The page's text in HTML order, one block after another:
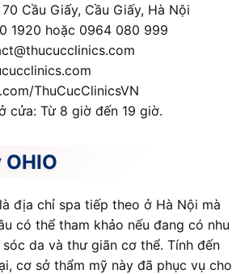
Cầu Giấy, Cầu Giấy, Hà Nội
1920 hoặc 0964 080 999
ThuCucClinicsVN
cửa: Từ 8 giờ đến 19 giờ.
địa chỉ spa tiếp theo ở Hà Nội mà
có thể tham khảo nếu đang có nhu
da và thư giãn cơ thể. Tính đến
cơ sở thẩm mỹ này đã phục vụ cho